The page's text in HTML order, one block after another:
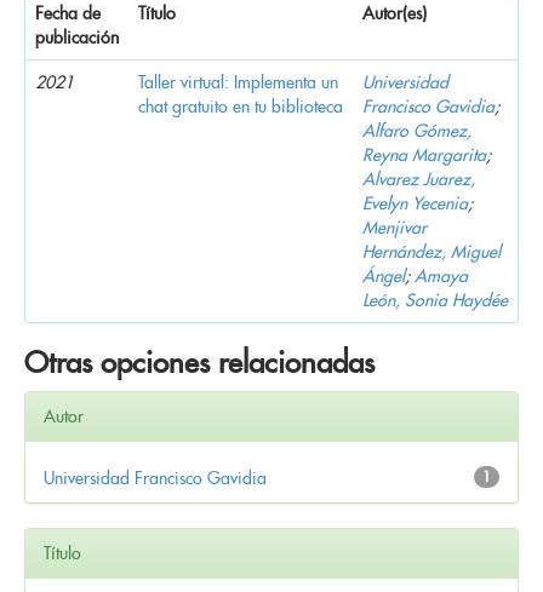
Fecha de
publicación
Título Autor(es)
2021
Taller virtual: Implementa un
chat gratuito en tu biblioteca
Universidad
Francisco Gavidia;
Alfaro Gómez,
Reyna Margarita;
Alvarez Juarez,
Evelyn Yecenia;
Menjivar
Hernández, Miguel
Ángel; Amaya
León, Sonia Haydée
Otras opciones relacionadas
Autor
1
Universidad Francisco Gavidia
Título